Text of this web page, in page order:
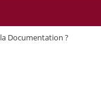
Documentation ?